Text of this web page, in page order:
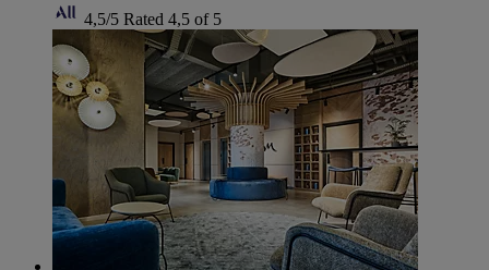
4,5/5 Rated 4,5 of 5